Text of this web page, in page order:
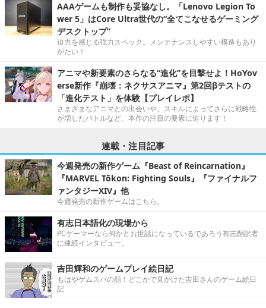
AAAゲームも制作も妥協なし。「Lenovo Legion To
wer 5」はCore Ultra世代の“全てこなせるゲーミング
デスクトップ”
迫力を感じる強力スペック。メンテナンスしやすい構造もあり
がたい！
アニマや新要素のさらなる“進化”を目撃せよ！HoYov
erse新作『崩壊：ネクサスアニマ』第2回βテストの
「進化テスト」を体験【プレイレポ】
さまざまなアニマとの出会いや、スキルによってさらに戦略性
が増したバトルなど、本作の注目の要素に迫ります！
連載・注目記事
今週発売の新作ゲーム『Beast of Reincarnation』
『MARVEL Tōkon: Fighting Souls』『ファイナルフ
ァンタジーXIV』他
今週発売の新作ゲームはこちら。
有志日本語化の現場から
PCゲーマーなら何かとお世話になっているであろう有志翻訳者
に連続インタビュー。
吉田輝和のゲームプレイ絵日記
もはやゲムスパの顔！どこかで見かけた吉田さんのゲーム絵日
記